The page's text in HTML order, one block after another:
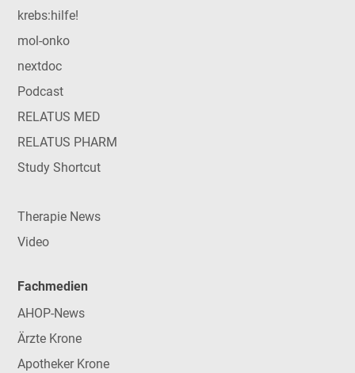
krebs:hilfe!
mol-onko
nextdoc
Podcast
RELATUS MED
RELATUS PHARM
Study Shortcut
Therapie News
Video
Fachmedien
AHOP-News
Ärzte Krone
Apotheker Krone